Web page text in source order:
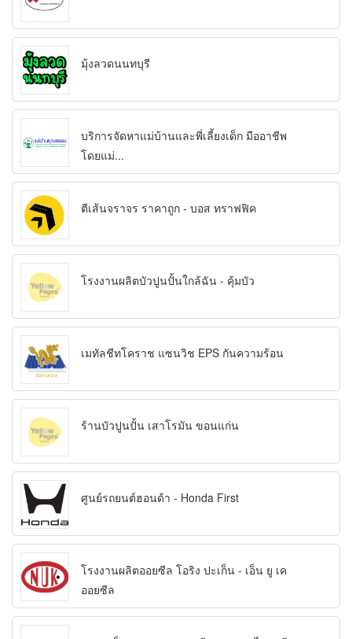
มุ้งลวดนนทบุรี
บริการจัดหาแม่บ้านและพี่เลี้ยงเด็ก มืออาชีพ
โดยแม่...
ตีเส้นจราจร ราคาถูก - บอส ทราฟฟิค
โรงงานผลิตบัวปูนปั้นใกล้ฉัน - คุ้มบัว
เมทัลชีทโคราช แซนวิช EPS กันความร้อน
ร้านบัวปูนปั้น เสาโรมัน ขอนแก่น
ศูนย์รถยนต์ฮอนด้า - Honda First
โรงงานผลิตออยซีล โอริง ปะเก็น - เอ็น ยู เค
ออยซีล